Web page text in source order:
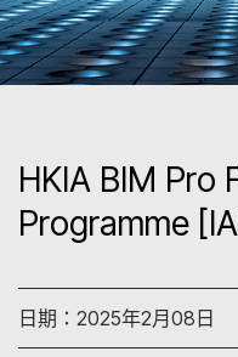
HKIA BIM Pro
Programme
日期：2025年2月08日